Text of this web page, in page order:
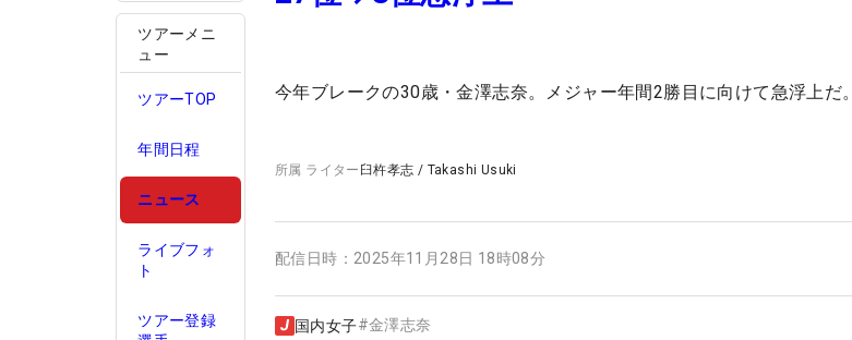
ツアーメニ
ュー
ツアーTOP
年間日程
ニュース
ライブフォ
ト
ツアー登録
今年ブレークの30歳・金澤志奈。メジャー年間2勝目に向けて急浮上だ。
所属 ライター 臼杵孝志 / Takashi Usuki
配信日時： 2025年11月28日 18時08分
国内女子#金澤志奈